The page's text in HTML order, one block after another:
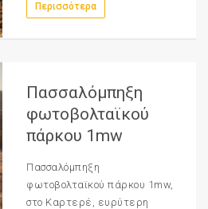
Περισσότερα
Πασσαλόμπηξη
φωτοβολταϊκού
πάρκου 1mw
Πασσαλόμπηξη
φωτοβολταϊκού πάρκου 1mw,
στο Καρτερέ, ευρύτερη